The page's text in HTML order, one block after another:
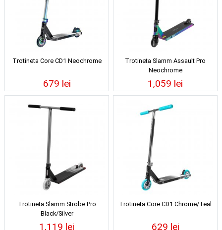
Trotineta Core CD1 Neochrome
679 lei
Trotineta Slamm Assault Pro
Neochrome
1,059 lei
Trotineta Slamm Strobe Pro
Black/Silver
1,119 lei
Trotineta Core CD1 Chrome/Teal
629 lei